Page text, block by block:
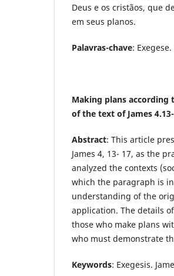
Deus e os cristãos, que
em seus planos.
Palavras-chave:
Making plans
of the text of James
Abstract: This article
James 4, 13- 17, as the
analyzed the contexts
which the paragraph is
understanding of the
application. The details
those who make plans
who must demonstrate
Keywords: Exegesis.